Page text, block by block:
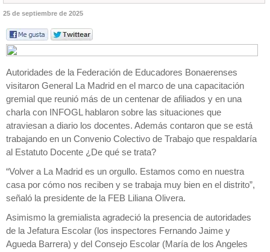
25 de septiembre de 2025
Autoridades de la Federación de Educadores Bonaerenses
visitaron General La Madrid en el marco de una capacitación
gremial que reunió más de un centenar de afiliados y en una
charla con INFOGL hablaron sobre las situaciones que
atraviesan a diario los docentes. Además contaron que se está
trabajando en un Convenio Colectivo de Trabajo que respaldaría
al Estatuto Docente ¿De qué se trata?
“Volver a La Madrid es un orgullo. Estamos como en nuestra
casa por cómo nos reciben y se trabaja muy bien en el distrito”,
señaló la presidente de la FEB Liliana Olivera.
Asimismo la gremialista agradeció la presencia de autoridades
de la Jefatura Escolar (los inspectores Fernando Jaime y
Agueda Barrera) y del Consejo Escolar (María de los Angeles